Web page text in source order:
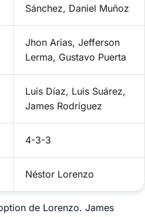
Sánchez, Daniel Muñoz
Jhon Arias, Jefferson
Lerma, Gustavo Puerta
Luis Díaz, Luis Suárez,
James Rodríguez
4-3-3
Néstor Lorenzo
de Lorenzo. James